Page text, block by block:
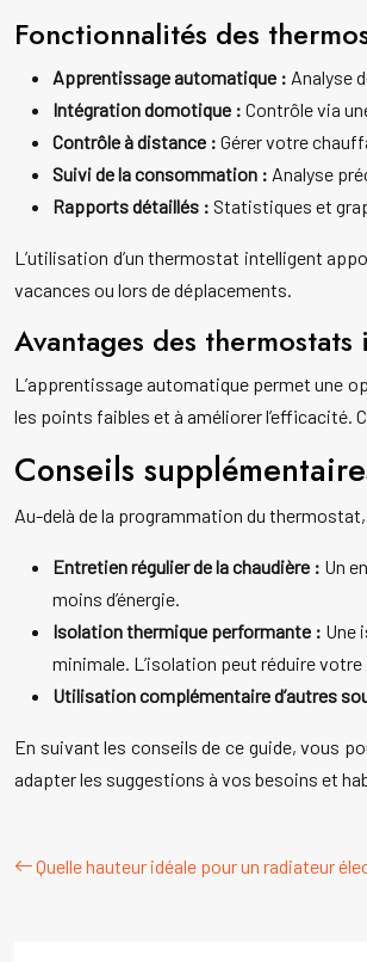
Fonctionnalités des
Apprentissage automatique : Analyse
Intégration domotique : Contrôle via
Contrôle à distance : Gérer votre
Suivi de la consommation : Analyse
Rapports détaillés : Statistiques et
L’utilisation d’un thermostat intelligent
vacances ou lors de déplacements.
Avantages des
L’apprentissage automatique permet une
les points faibles et à améliorer l’efficacité.
Conseils
Au-delà de la programmation du
Entretien régulier de la chaudière : Un
moins d’énergie.
Isolation thermique performante : Une
minimale. L’isolation peut réduire
Utilisation complémentaire d’autres
En suivant les conseils de ce guide, vous
adapter les suggestions à vos besoins et
Quelle hauteur idéale pour un radiateur